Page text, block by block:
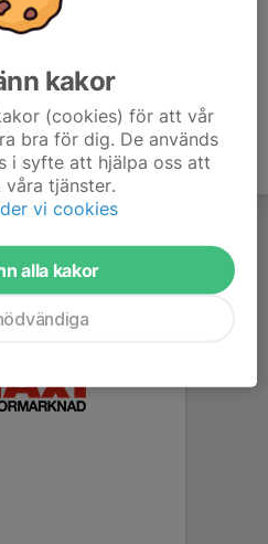
kakor
(cookies) för att vår
bra för dig. De används
i syfte att hjälpa oss att
tjänster.
vi cookies
alla kakor